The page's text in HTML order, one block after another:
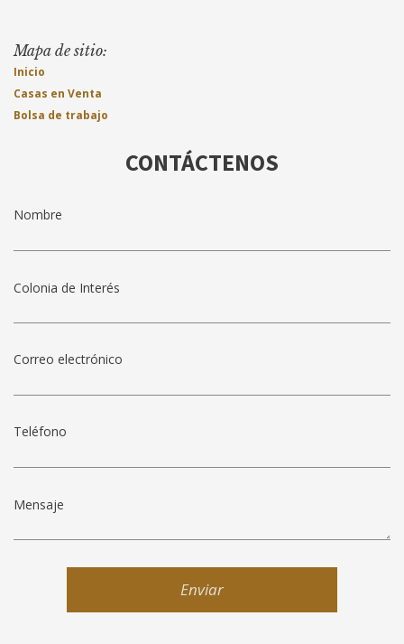
Mapa de sitio:
Inicio
Casas en Venta
Bolsa de trabajo
CONTÁCTENOS
Colonia de Interés